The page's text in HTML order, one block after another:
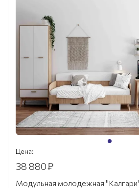
Цена:
38 880₽
Модульная молодежная